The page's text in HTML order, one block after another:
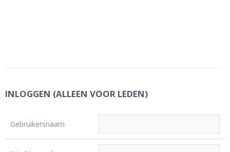
INLOGGEN (ALLEEN VOOR LEDEN)
Gebruikersnaam